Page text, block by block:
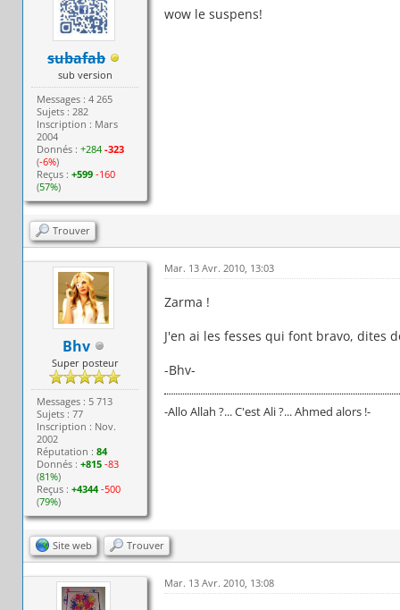
subafab
sub version
Messages : 4 265
Sujets : 282
Inscription : Mars
2004
Donnés :+284 -323
(-6%)
Reçus :+599 -160
(57%)
wow le suspens!
Trouver
Bhv
Super posteur
Messages : 5 713
Sujets : 77
Inscription : Nov.
2002
Réputation :84
Donnés :+815 -83
(81%)
Reçus :+4344 -500
(79%)
Mar. 13 Avr. 2010, 13:03
Zarma !
J'en ai les fesses qui font bravo, dites
-Bhv-
-Allo Allah ?... C'est Ali ?... Ahmed alors !-
Site web Trouver
Mar. 13 Avr. 2010, 13:08